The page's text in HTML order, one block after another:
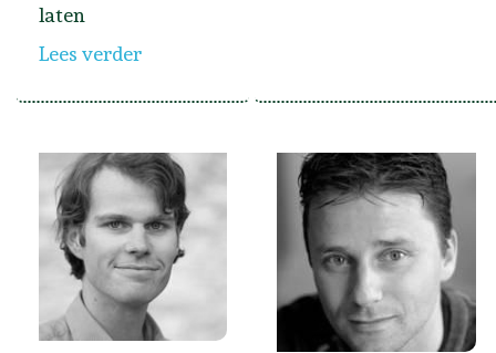
laten
Lees verder